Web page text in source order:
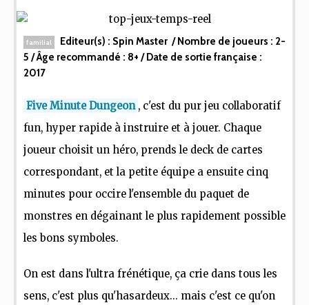
familial Editeur(s) : Spin Master / Nombre de joueurs : 2-
5 / Âge recommandé : 8+ / Date de sortie française :
2017
Five Minute Dungeon , c'est du pur jeu collaboratif
fun, hyper rapide à instruire et à jouer. Chaque
joueur choisit un héro, prends le deck de cartes
correspondant, et la petite équipe a ensuite cinq
minutes pour occire l'ensemble du paquet de
monstres en dégainant le plus rapidement possible
les bons symboles.
On est dans l'ultra frénétique, ça crie dans tous les
sens, c'est plus qu'hasardeux... mais c'est ce qu'on